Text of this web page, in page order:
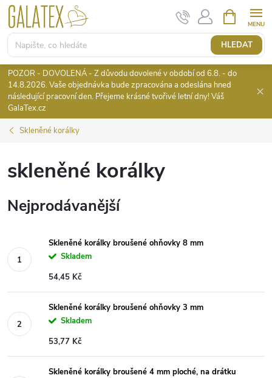
Přejít
obsah
HLEDAT
NÁKUPNÍ
KOŠÍK
POZOR - DOVOLENÁ - Z důvodu dovolené v období od 6.8. - do
14.8.2026. Vaše objednávka bude zpracována a odeslána hned
následující pracovní den. Přejeme krásné tvořivé letní dny! Váš
GalaTex.cz
Skleněné korálky
skleněné korálky
Nejprodávanější
Skleněné korálky broušené ohňovky 8 mm
Skladem
54,45 Kč
Skleněné korálky broušené ohňovky 3 mm
Skladem
53,77 Kč
Skleněné korálky broušené 4 mm ploché, na drátku